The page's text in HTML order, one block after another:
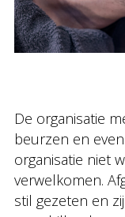
De organisatie
beurzen en
organisatie niet
verwelkomen.
stil gezeten en